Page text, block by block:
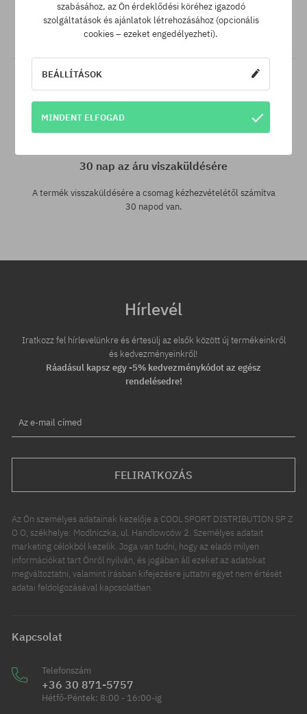
A legjobb árak nálunk vannak, de ha véletlenül egy más
webáruházban megtalálnád a termékünket alacsonyabb áron,
akkor csak neked levisszük a termék árát!
30 nap az áru viszaküldésére
A termék visszaküldésére a csomag kézhezvételétől számítva
30 napod van.
Hírlevél
Iratkozz fel hírlevelünkre és értesülj az elsők között új termékeinkről
és kedvezményeinkről!
Ráadásul kapsz egy -5% kedvezménykódot az egész
rendelésedre!
Az e-mail címed
FELIRATKOZÁS
Az Ön személyes adatainak kezelője a COOL SPORT DISTRIBUTION SP Z
O O, székhelye: Modlniczka, ul. Handlowców 2. Személyes adatait
marketing célokból kezelik. Joga van tudni, hogy az eladó milyen
információkat tart Önről nyilván, és jogában áll ezeket az adatokat
megváltoztatni, valamint írásban kifejezésre juttatni egyet nem értését
adatai feldolgozásával kapcsolatban.
Kapcsolat
Telefonszám
+36 30 871-5757
Hétfő-Péntek: 8:00 - 16:00-ig
szabásához, az Ön érdeklődési köréhez igazodó
szolgáltatások és ajánlatok létrehozásához (opcionális
cookies – ezeket engedélyezheti).
BEÁLLÍTÁSOK
MINDENT ELFOGAD